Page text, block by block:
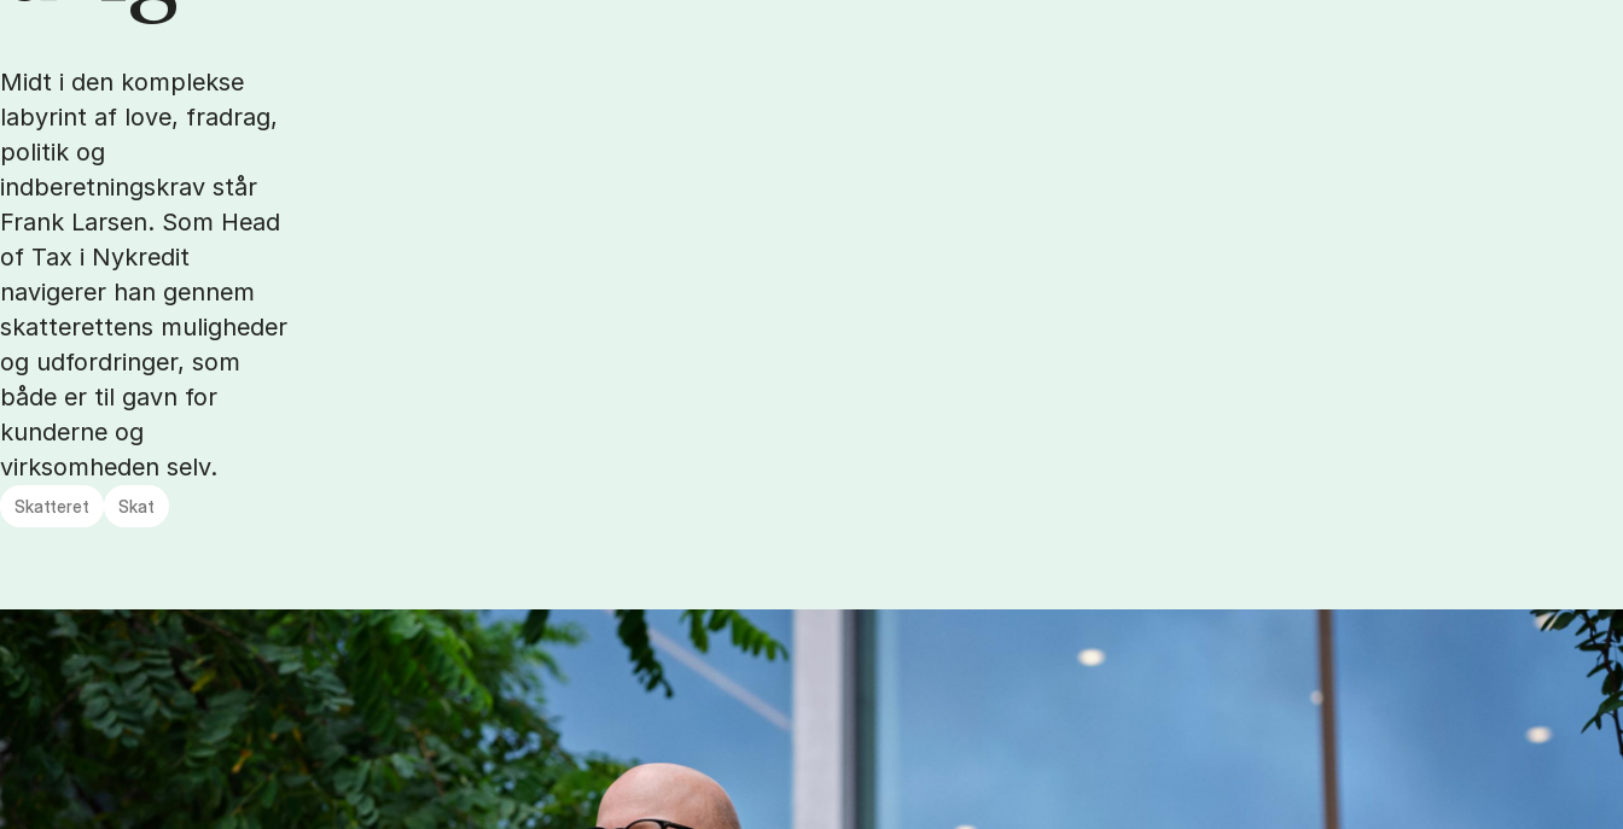
Midt i den komplekse
labyrint af love, fradrag,
politik og
indberetningskrav står
Frank Larsen. Som Head
of Tax i Nykredit
navigerer han gennem
skatterettens muligheder
og udfordringer, som
både er til gavn for
kunderne og
virksomheden selv.
Skatteret Skat